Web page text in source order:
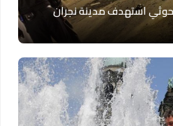
حوثي استهدف مدينة نجران